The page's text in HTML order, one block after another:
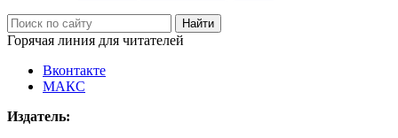
Горячая линия для читателей
Вконтакте
МАКС
Издатель: